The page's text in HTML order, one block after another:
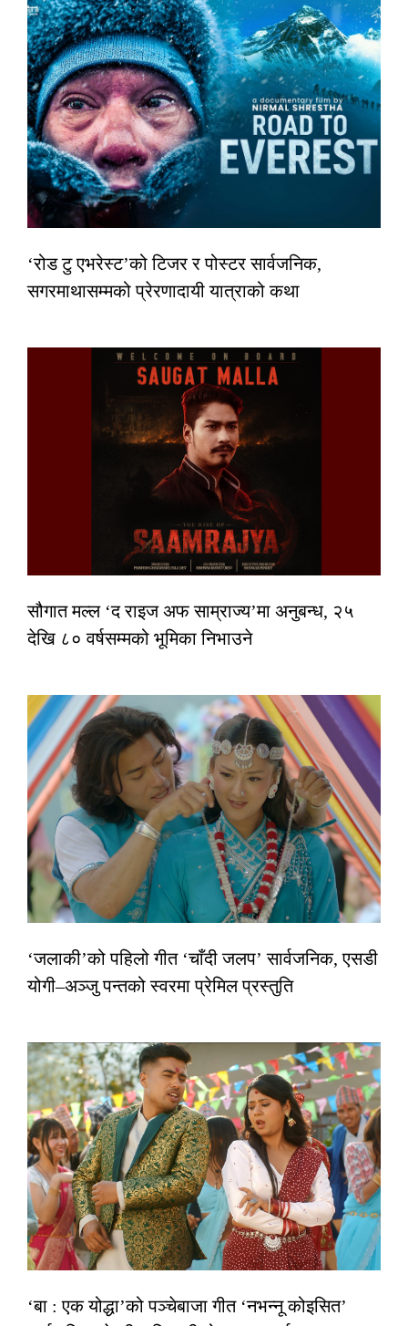
‘रोड टु एभरेस्ट’को टिजर र पोस्टर सार्वजनिक,
सगरमाथासम्मको प्रेरणादायी यात्राको कथा
सौगात मल्ल ‘द राइज अफ साम्राज्य’मा अनुबन्ध, २५
देखि ८० वर्षसम्मको भूमिका निभाउने
‘जलाकी’को पहिलो गीत ‘चाँदी जलप’ सार्वजनिक, एसडी
योगी–अञ्जु पन्तको स्वरमा प्रेमिल प्रस्तुति
‘बा : एक योद्धा’को पञ्चेबाजा गीत ‘नभन्नू कोइसित’